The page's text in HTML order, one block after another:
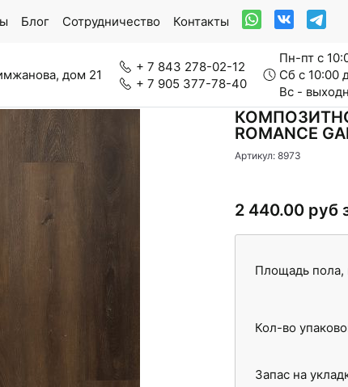
Блог Сотрудничество Контакты
дом 21
+ 7 843 278-02-12
+ 7 905 377-78-40
Пн-пт с
Сб с 10:00
Вс -
каменный ламинат
ROMANCE
Артикул: 8973
2 440.00 руб
Площадь пола,
Кол-во
Запас на